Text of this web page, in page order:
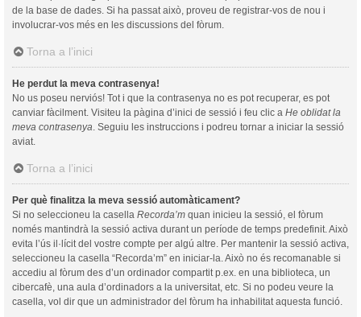
de la base de dades. Si ha passat això, proveu de registrar-vos de nou i
involucrar-vos més en les discussions del fòrum.
Torna a l’inici
He perdut la meva contrasenya!
No us poseu nerviós! Tot i que la contrasenya no es pot recuperar, es pot
canviar fàcilment. Visiteu la pàgina d’inici de sessió i feu clic a He oblidat la
meva contrasenya . Seguiu les instruccions i podreu tornar a iniciar la sessió
aviat.
Torna a l’inici
Per què finalitza la meva sessió automàticament?
Si no seleccioneu la casella Recorda’m quan inicieu la sessió, el fòrum
només mantindrà la sessió activa durant un període de temps predefinit. Això
evita l’ús il·lícit del vostre compte per algú altre. Per mantenir la sessió activa,
seleccioneu la casella “Recorda’m” en iniciar-la. Això no és recomanable si
accediu al fòrum des d’un ordinador compartit p.ex. en una biblioteca, un
cibercafè, una aula d’ordinadors a la universitat, etc. Si no podeu veure la
casella, vol dir que un administrador del fòrum ha inhabilitat aquesta funció.